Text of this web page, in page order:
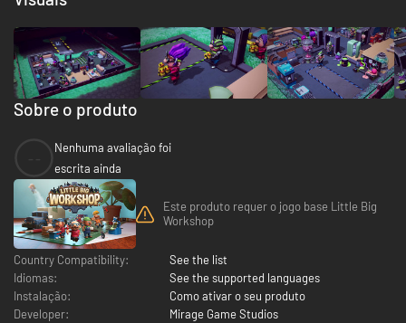
Sobre o produto
Nenhuma avaliação foi
escrita ainda
Este produto requer o jogo base Little Big
Workshop
Country Compatibility:
See the list
Idiomas:
See the supported languages
Instalação:
Como ativar o seu produto
Developer:
Mirage Game Studios